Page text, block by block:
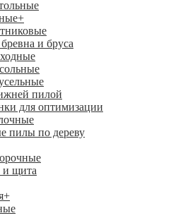
+
и бруса
пилой
для оптимизации
пилы по дереву
и щита
+